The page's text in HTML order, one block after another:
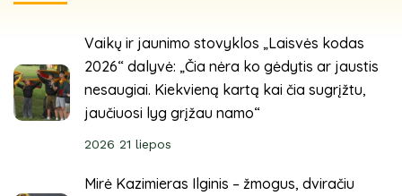
Vaikų ir jaunimo stovyklos „Laisvės kodas
2026“ dalyvė: „Čia nėra ko gėdytis ar jaustis
nesaugiai. Kiekvieną kartą kai čia sugrįžtu,
jaučiuosi lyg grįžau namo“
2026 21 liepos
Mirė Kazimieras Ilginis – žmogus, dviračiu